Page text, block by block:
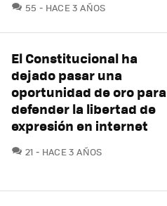
55 COMENTARIOS
HACE 3 AÑOS
El Constitucional ha
dejado pasar una
oportunidad de oro para
defender la libertad de
expresión en internet
21 COMENTARIOS
HACE 3 AÑOS